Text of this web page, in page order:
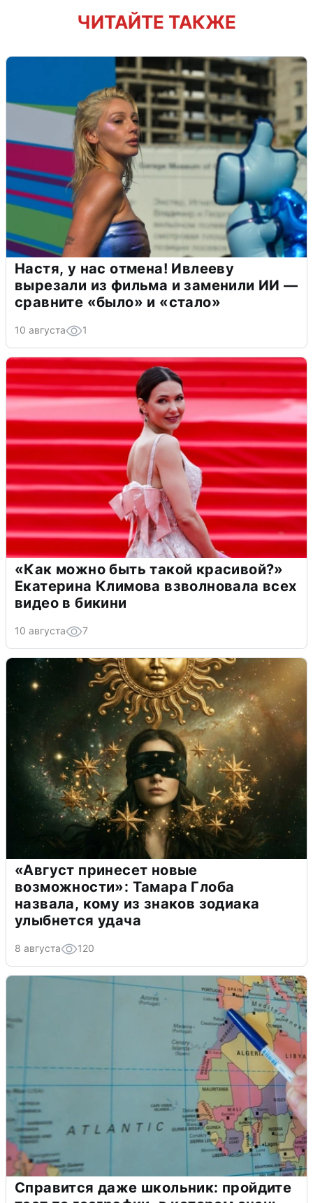
ЧИТАЙТЕ ТАКЖЕ
Настя, у нас отмена! Ивлееву
вырезали из фильма и заменили ИИ —
сравните «было» и «стало»
10 августа 1
«Как можно быть такой красивой?»
Екатерина Климова взволновала всех
видео в бикини
10 августа 7
«Август принесет новые
возможности»: Тамара Глоба
назвала, кому из знаков зодиака
улыбнется удача
8 августа 120
Справится даже школьник: пройдите